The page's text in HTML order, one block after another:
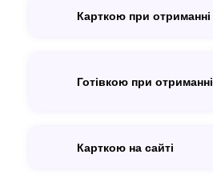
Карткою при отриманні
Готівкою при отриманні
Карткою на сайті